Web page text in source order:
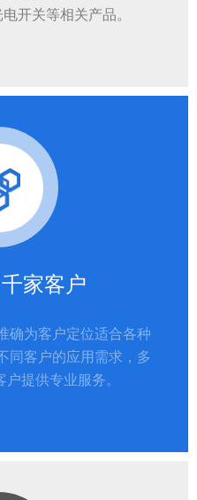
开关等相关产品。
家客户
确为客户定位适合各种
同客户的应用需求，多
提供专业服务。